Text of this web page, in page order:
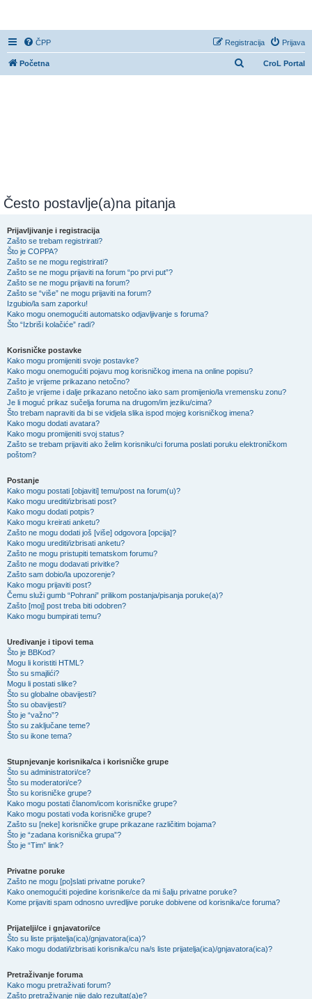
ČPP Prijava
Registracija
CroL Portal
Početna
Često postavlje(a)na pitanja
Prijavljivanje i registracija
Zašto se trebam registrirati?
Što je COPPA?
Zašto se ne mogu registrirati?
Zašto se ne mogu prijaviti na forum “po prvi put”?
Zašto se ne mogu prijaviti na forum?
Zašto se “više” ne mogu prijaviti na forum?
Izgubio/la sam zaporku!
Kako mogu onemogućiti automatsko odjavljivanje s foruma?
Što “Izbriši kolačiće” radi?
Korisničke postavke
Kako mogu promijeniti svoje postavke?
Kako mogu onemogućiti pojavu mog korisničkog imena na online popisu?
Zašto je vrijeme prikazano netočno?
Zašto je vrijeme i dalje prikazano netočno iako sam promijenio/la vremensku zonu?
Je li moguć prikaz sučelja foruma na drugom/im jeziku/cima?
Što trebam napraviti da bi se vidjela slika ispod mojeg korisničkog imena?
Kako mogu dodati avatara?
Kako mogu promijeniti svoj status?
Zašto se trebam prijaviti ako želim korisniku/ci foruma poslati poruku elektroničkom
poštom?
Postanje
Kako mogu postati [objaviti] temu/post na forum(u)?
Kako mogu urediti/izbrisati post?
Kako mogu dodati potpis?
Kako mogu kreirati anketu?
Zašto ne mogu dodati još [više] odgovora [opcija]?
Kako mogu urediti/izbrisati anketu?
Zašto ne mogu pristupiti tematskom forumu?
Zašto ne mogu dodavati privitke?
Zašto sam dobio/la upozorenje?
Kako mogu prijaviti post?
Čemu služi gumb “Pohrani” prilikom postanja/pisanja poruke(a)?
Zašto [moj] post treba biti odobren?
Kako mogu bumpirati temu?
Uređivanje i tipovi tema
Što je BBKod?
Mogu li koristiti HTML?
Što su smajlići?
Mogu li postati slike?
Što su globalne obavijesti?
Što su obavijesti?
Što je “važno”?
Što su zaključane teme?
Što su ikone tema?
Stupnjevanje korisnika/ca i korisničke grupe
Što su administratori/ce?
Što su moderatori/ce?
Što su korisničke grupe?
Kako mogu postati članom/icom korisničke grupe?
Kako mogu postati vođa korisničke grupe?
Zašto su [neke] korisničke grupe prikazane različitim bojama?
Što je “zadana korisnička grupa”?
Što je “Tim” link?
Privatne poruke
Zašto ne mogu [po]slati privatne poruke?
Kako onemogućiti pojedine korisnike/ce da mi šalju privatne poruke?
Kome prijaviti spam odnosno uvredljive poruke dobivene od korisnika/ce foruma?
Prijatelji/ce i gnjavatori/ce
Što su liste prijatelja(ica)/gnjavatora(ica)?
Kako mogu dodati/izbrisati korisnika/cu na/s liste prijatelja(ica)/gnjavatora(ica)?
Pretraživanje foruma
Kako mogu pretraživati forum?
Zašto pretraživanje nije dalo rezultat(a)e?